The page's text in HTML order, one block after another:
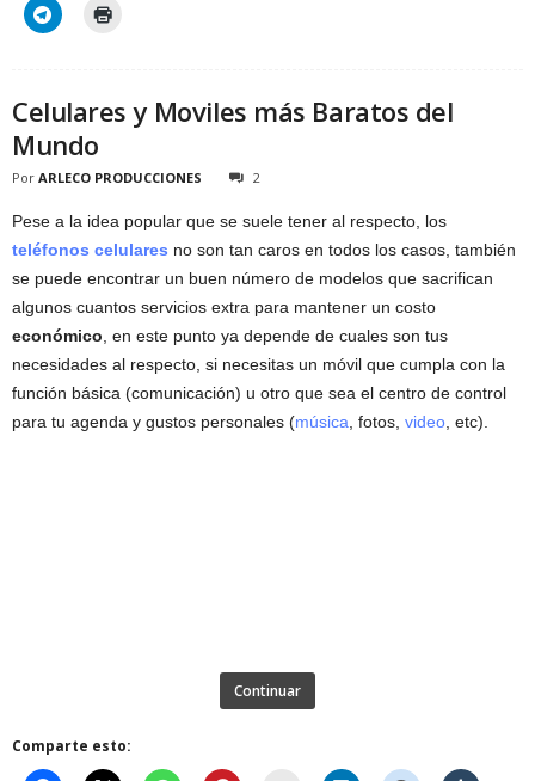
Celulares y Moviles más Baratos del
Mundo
Por ARLECO PRODUCCIONES 2
Pese a la idea popular que se suele tener al respecto, los
teléfonos celulares no son tan caros en todos los casos, también
se puede encontrar un buen número de modelos que sacrifican
algunos cuantos servicios extra para mantener un costo
económico , en este punto ya depende de cuales son tus
necesidades al respecto, si necesitas un móvil que cumpla con la
función básica (comunicación) u otro que sea el centro de control
para tu agenda y gustos personales (música , fotos, video , etc).
Continuar
Comparte esto: